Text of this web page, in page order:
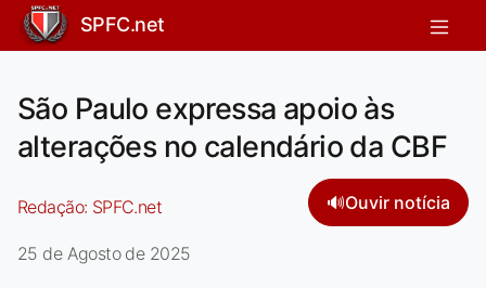
SPFC.net
São Paulo expressa apoio às
alterações no calendário da CBF
Redação: SPFC.net 🔊Ouvir notícia
25 de Agosto de 2025